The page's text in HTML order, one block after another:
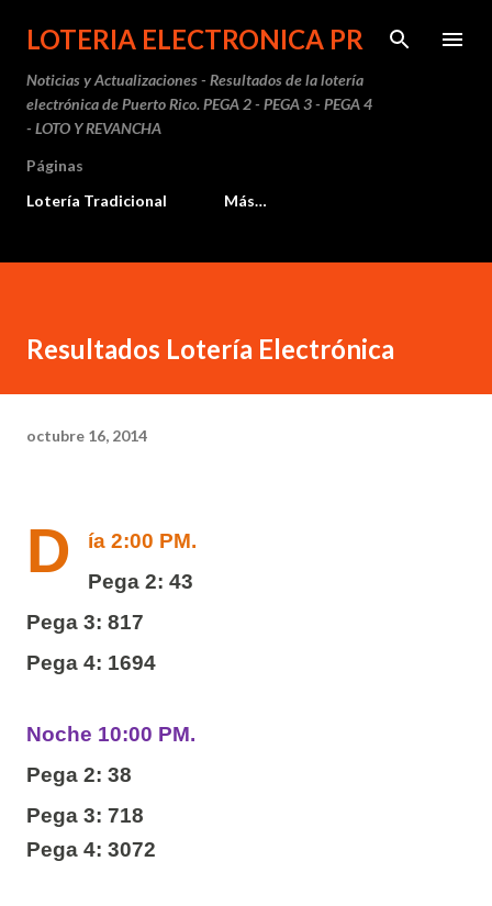
Ir al contenido principal
LOTERIA ELECTRONICA PR
Noticias y Actualizaciones - Resultados de la lotería
electrónica de Puerto Rico. PEGA 2 - PEGA 3 - PEGA 4
- LOTO Y REVANCHA
Páginas
Lotería Tradicional
Más…
Resultados Lotería Electrónica
octubre 16, 2014
D
ía 2:00 PM.
Pega 2: 43
Pega 3: 817
Pega 4: 1694
Noche 10:00 PM.
Pega 2: 38
Pega 3: 718
Pega 4: 3072